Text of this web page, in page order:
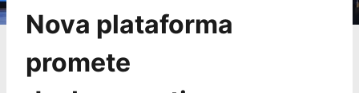
Nova plataforma
promete